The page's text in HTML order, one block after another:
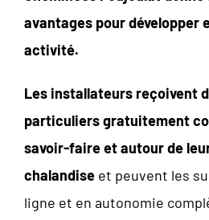
avantages pour développer
activité.
Les installateurs reçoivent
particuliers gratuitement
savoir-faire et autour de
chalandiseet peuvent les
ligne et en autonomie